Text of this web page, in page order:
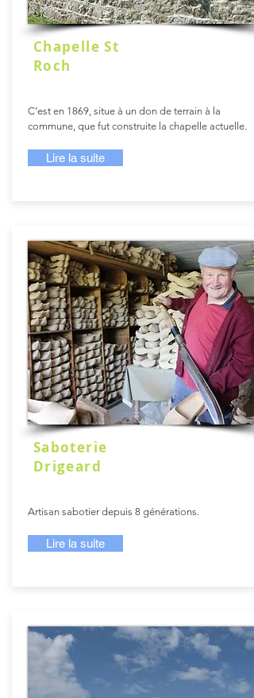
Chapelle St
Roch
C’est en 1869, situe à un don de terrain à la
commune, que fut construite la chapelle actuelle.
Lire la suite
Saboterie
Drigeard
Artisan sabotier depuis 8 générations.
Lire la suite